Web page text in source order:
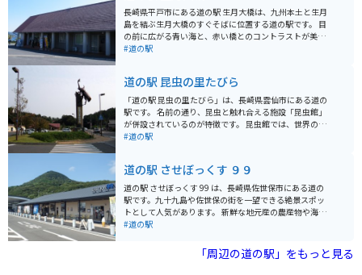
長崎県平戸市にある道の駅 生月大橋は、九州本土と生月
島を結ぶ生月大橋のすぐそばに位置する道の駅です。 目
の前に広がる青い海と、赤い橋とのコントラストが美し
く、晴れた日には展望台から五島灘や平戸島を一望でき
す。 生月島は伊勢海老やサザエなどの漁獲が盛んなの
で、新鮮な海の幸を味わいたい方におすすめです。 ま
た、周辺には、隠れキリシタンの歴史を感じられる史跡
や、美しい海岸線など、観光スポットも点在していま
す。 バイクで訪れる場合、道の駅には駐車場も完備され
媚な生月大橋を渡りながら、道の駅 生月大橋で休憩して
みてはいかがでしょうか。
#道の駅
道の駅 昆虫の里たびら
「道の駅 昆虫の里たびら」は、長崎県雲仙市にある道の
駅です。 名前の通り、昆虫と触れ合える施設「昆虫館」
が併設されているのが特徴です。 昆虫館では、世界のカ
ブトムシやクワガタを生きたまま観察できるほか、チョ
は、雲仙岳や島原湾など風光明媚なスポットも多いの
で、ツーリングの休憩場所としても最適です。 地元の特
産品である雲仙ハムや、新鮮な野菜が購入できるのも魅
力です。 レストランでは、雲仙市のブランド豚「雲仙ス
ーパーポーク」を使った料理などが楽しめます。
#道の駅
道の駅 させぼっくす ９９
道の駅 させぼっくす 99 は、長崎県佐世保市にある道の
駅です。九十九島や佐世保の街を一望できる絶景スポッ
トとして人気があります。 新鮮な地元産の農産物や海産
物を販売する直売所や、佐世保グルメを味わえるレスト
レモンステーキはおすすめです。お土産も充実してお
り、地元の銘菓や海産物加工品など、旅の思い出にぴっ
#道の駅
「周辺の道の駅」をもっと見る